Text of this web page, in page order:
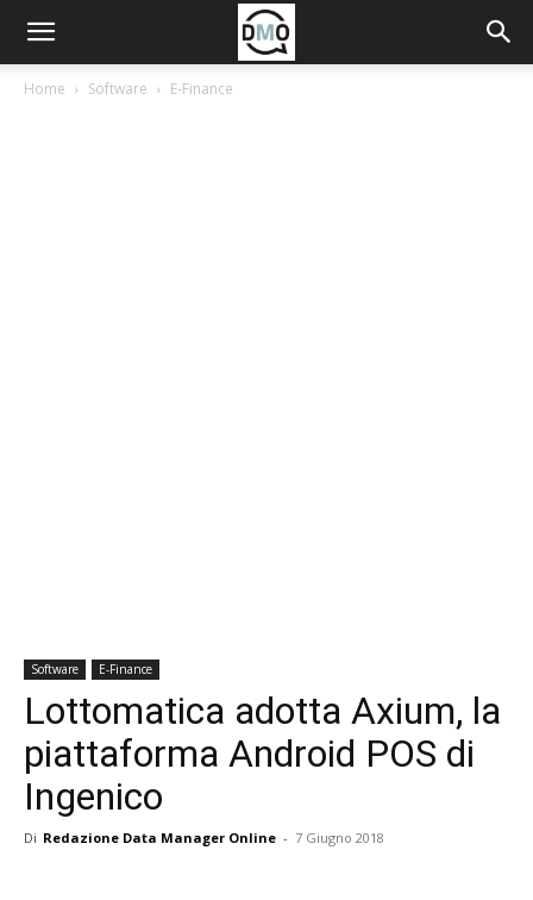
Home Software E-Finance
Software E-Finance
Lottomatica adotta Axium, la
piattaforma Android POS di
Ingenico
Di Redazione Data Manager Online - 7 Giugno 2018